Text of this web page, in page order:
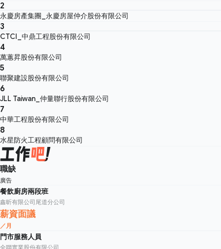
2
永慶房產集團_永慶房屋仲介股份有限公司
3
CTCI_中鼎工程股份有限公司
4
萬蕙昇股份有限公司
5
聯聚建設股份有限公司
6
JLL Taiwan_仲量聯行股份有限公司
7
中華工程股份有限公司
8
水星防火工程顧問有限公司
職缺
廣告
餐飲廚房兩段班
鑫昕有限公司尾道分公司
薪資面議
／月
門市服務人員
全聯實業股份有限公司